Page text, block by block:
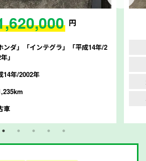
円
ンダ」「インテグラ」「平成14年/2
」
14年/2002年
車